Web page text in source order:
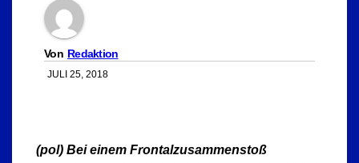
Von Redaktion
JULI 25, 2018
(pol) Bei einem Frontalzusammenstoß